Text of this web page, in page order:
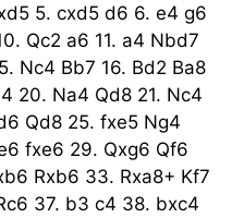
5. cxd5 d6 6. e4 g6
Qc2 a6 11. a4 Nbd7
Nc4 Bb7 16. Bd2 Ba8
20. Na4 Qd8 21. Nc4
Qd8 25. fxe5 Ng4
fxe6 29. Qxg6 Qf6
Rxb6 33. Rxa8+ Kf7
37. b3 c4 38. bxc4